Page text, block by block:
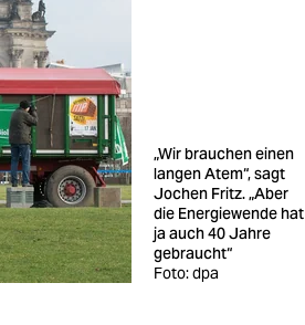
„Wir brauchen einen
langen Atem“, sagt
Jochen Fritz. „Aber
die Energiewende hat
ja auch 40 Jahre
gebraucht“
Foto: dpa